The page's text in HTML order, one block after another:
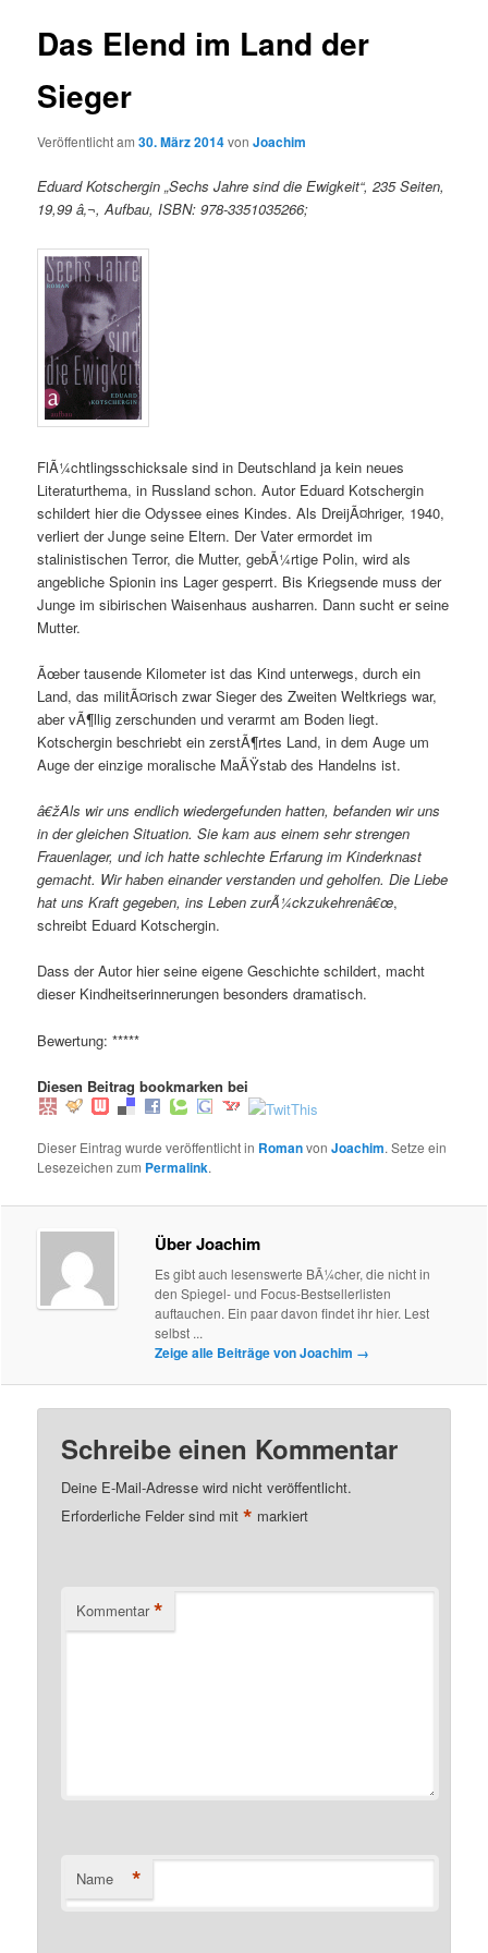
Das Elend im Land der
Sieger
Veröffentlicht am30. März 2014vonJoachim
Eduard Kotschergin „Sechs Jahre sind die Ewigkeit“, 235 Seiten,
19,99 â‚¬, Aufbau, ISBN: 978-3351035266;
FlÃ¼chtlingsschicksale sind in Deutschland ja kein neues
Literaturthema, in Russland schon. Autor Eduard Kotschergin
schildert hier die Odyssee eines Kindes. Als DreijÃ¤hriger, 1940,
verliert der Junge seine Eltern. Der Vater ermordet im
stalinistischen Terror, die Mutter, gebÃ¼rtige Polin, wird als
angebliche Spionin ins Lager gesperrt. Bis Kriegsende muss der
Junge im sibirischen Waisenhaus ausharren. Dann sucht er seine
Mutter.
Ãœber tausende Kilometer ist das Kind unterwegs, durch ein
Land, das militÃ¤risch zwar Sieger des Zweiten Weltkriegs war,
aber vÃ¶llig zerschunden und verarmt am Boden liegt.
Kotschergin beschriebt ein zerstÃ¶rtes Land, in dem Auge um
Auge der einzige moralische MaÃŸstab des Handelns ist.
â€žAls wir uns endlich wiedergefunden hatten, befanden wir uns
in der gleichen Situation. Sie kam aus einem sehr strengen
Frauenlager, und ich hatte schlechte Erfarung im Kinderknast
gemacht. Wir haben einander verstanden und geholfen. Die Liebe
hat uns Kraft gegeben, ins Leben zurÃ¼ckzukehrenâ€œ,
schreibt Eduard Kotschergin.
Dass der Autor hier seine eigene Geschichte schildert, macht
dieser Kindheitserinnerungen besonders dramatisch.
Bewertung: *****
Diesen Beitrag bookmarken bei
Dieser Eintrag wurde veröffentlicht in RomanvonJoachim. Setze ein
Lesezeichen zum Permalink.
Über Joachim
Es gibt auch lesenswerte BÃ¼cher, die nicht in
den Spiegel- und Focus-Bestsellerlisten
auftauchen. Ein paar davon findet ihr hier. Lest
selbst ...
Zeige alle Beiträge von Joachim →
Schreibe einen Kommentar
Deine E-Mail-Adresse wird nicht veröffentlicht.
Erforderliche Felder sind mit* markiert
Kommentar *
Name *